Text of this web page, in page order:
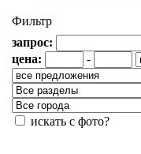
Фильтр
запрос:
цена:
-
искать с фото?